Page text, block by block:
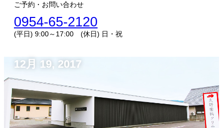
ご予約・お問い合わせ
0954-65-2120
(平日) 9:00～17:00 (休日) 日・祝
12月 19, 2017